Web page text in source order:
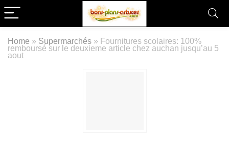
Home » Supermarchés » Fournitures scolaires: 100%
remboursé sur le deuxieme article chez auchan jusqu’au 5
aout